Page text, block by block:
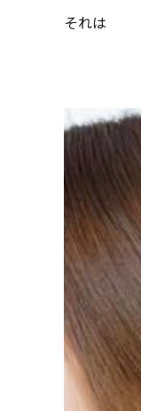
それは